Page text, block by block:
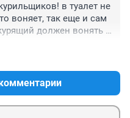
в туалет не
воняет, так еще и сам
должен вонять